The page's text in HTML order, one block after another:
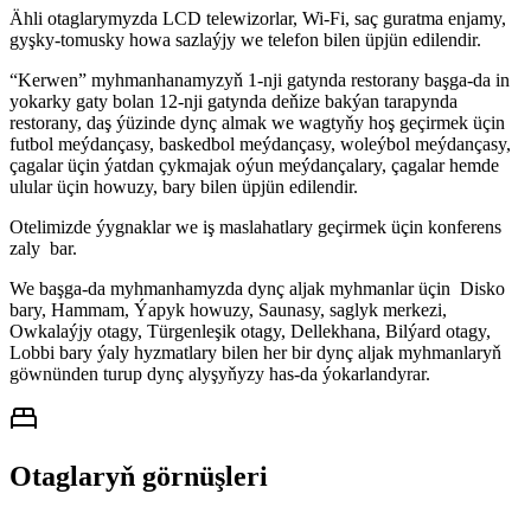
Ähli otaglarymyzda LCD telewizorlar, Wi-Fi, saç guratma enjamy,
gyşky-tomusky howa sazlaýjy we telefon bilen üpjün edilendir.
“Kerwen” myhmanhanamyzyň 1-nji gatynda restorany başga-da in
yokarky gaty bolan 12-nji gatynda deňize bakýan tarapynda
restorany, daş ýüzinde dynç almak we wagtyňy hoş geçirmek üçin
futbol meýdançasy, baskedbol meýdançasy, woleýbol meýdançasy,
çagalar üçin ýatdan çykmajak oýun meýdançalary, çagalar hemde
ulular üçin howuzy, bary bilen üpjün edilendir.
Otelimizde ýygnaklar we iş maslahatlary geçirmek üçin konferens
zaly bar.
We başga-da myhmanhamyzda dynç aljak myhmanlar üçin Disko
bary, Hammam, Ýapyk howuzy, Saunasy, saglyk merkezi,
Owkalaýjy otagy, Türgenleşik otagy, Dellekhana, Bilýard otagy,
Lobbi bary ýaly hyzmatlary bilen her bir dynç aljak myhmanlaryň
göwnünden turup dynç alyşyňyzy has-da ýokarlandyrar.
Otaglaryň görnüşleri